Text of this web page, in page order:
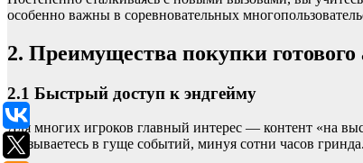
особенно важны в соревновательных
2. Преимущества покупки готового
2.1 Быстрый доступ к эндгейму
Для многих игроков главный интерес — контент «на
оказываетесь в гуще событий, минуя сотни часов